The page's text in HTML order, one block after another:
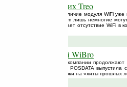
WiFi в следующих Treo
на Windows Mobile, наличие модуля WiFi уже
А вот из устройств от Palm лишь немногие
Особенно разочаровывает отсутствие WiFi в
КПК с поддержкой WiBro
продаж КПК в Корее, компании продолжают
что корейская компания POSDATA
Внешне новые КПК похожи на «хиты прошлых